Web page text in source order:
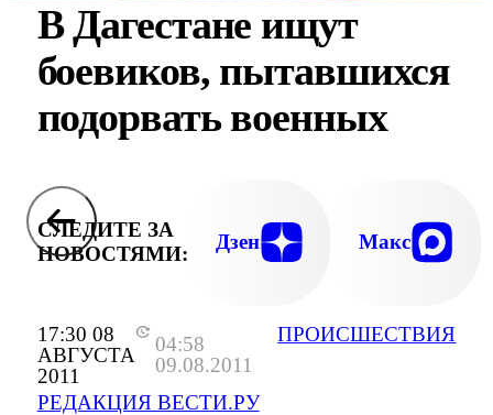
17:30 08
АВГУСТА
2011
04:58
09.08.2011
РЕДАКЦИЯ ВЕСТИ.РУ
ПРОИСШЕСТВИЯ
В Дагестане ищут
боевиков, пытавшихся
подорвать военных
СЛЕДИТЕ ЗА
НОВОСТЯМИ:
Дзен Макс